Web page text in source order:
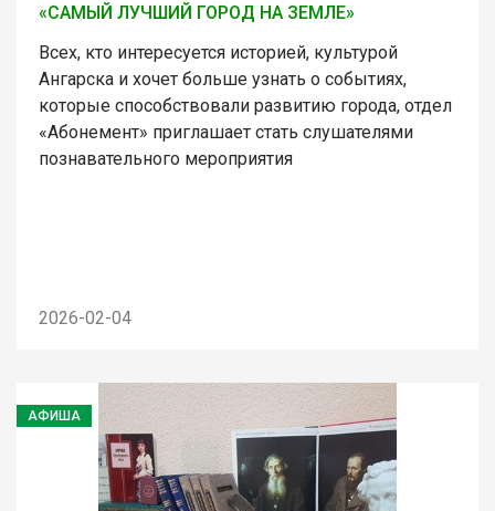
«САМЫЙ ЛУЧШИЙ ГОРОД НА ЗЕМЛЕ»
Всех, кто интересуется историей, культурой
Ангарска и хочет больше узнать о событиях,
которые способствовали развитию города, отдел
«Абонемент» приглашает стать слушателями
познавательного мероприятия
2026-02-04
АФИША